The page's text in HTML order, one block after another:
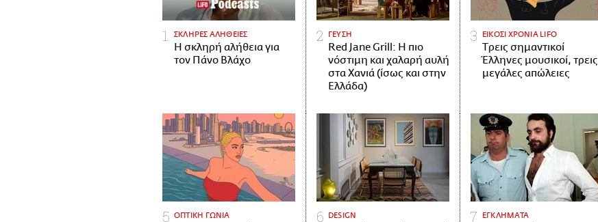
ΣΚΛΗΡΕΣ ΑΛΗΘΕΙΕΣ
H σκληρή αλήθεια για
τον Πάνο Βλάχο
ΓΕΥΣΗ
Red Jane Grill: Η πιο
νόστιμη και χαλαρή αυλή
στα Χανιά (ίσως και στην
Ελλάδα)
ΕΙΚΟΣΙ ΧΡΟΝΙΑ LIFO
Tρεις σημαντικοί
Έλληνες μουσικοί, τρεις
μεγάλες απώλειες
ΟΠΤΙΚΗ ΓΩΝΙΑ DESIGN ΕΓΚΛΗΜΑΤΑ